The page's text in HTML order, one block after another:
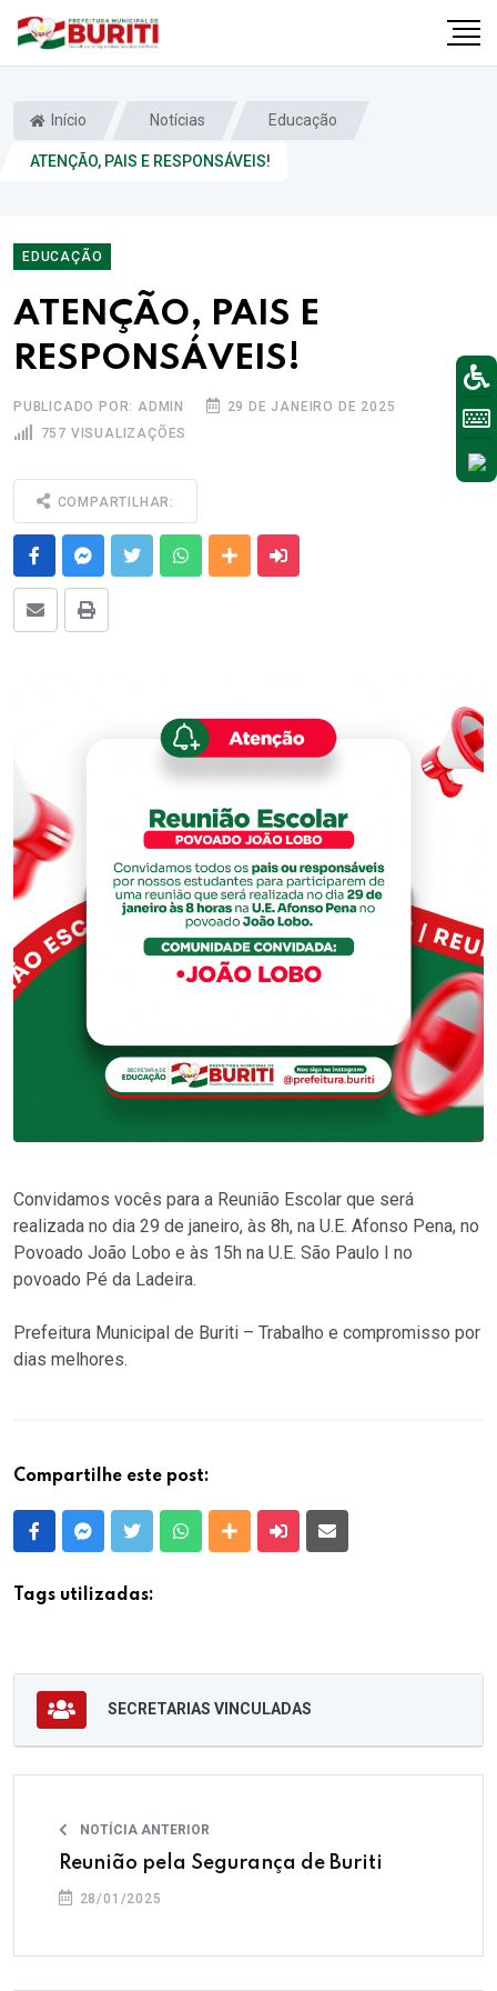
Início Notícias Educação
ATENÇÃO, PAIS E RESPONSÁVEIS!
EDUCAÇÃO
ATENÇÃO, PAIS E
RESPONSÁVEIS!
PUBLICADO POR: ADMIN
29 DE JANEIRO DE 2025
757 VISUALIZAÇÕES
COMPARTILHAR:
FacebookMessenger
Twitter WhatsappOutras Mídias
E-mail
Convidamos vocês para a Reunião Escolar que será
realizada no dia 29 de janeiro, às 8h, na U.E. Afonso Pena, no
Povoado João Lobo e às 15h na U.E. São Paulo I no
povoado Pé da Ladeira.
Prefeitura Municipal de Buriti – Trabalho e compromisso por
dias melhores.
Compartilhe este post:
FacebookMessenger
Twitter WhatsappOutras MídiasEnviar para um amigo
Tags utilizadas:
SECRETARIAS VINCULADAS
NOTÍCIA ANTERIOR
Reunião pela Segurança de Buriti
28/01/2025